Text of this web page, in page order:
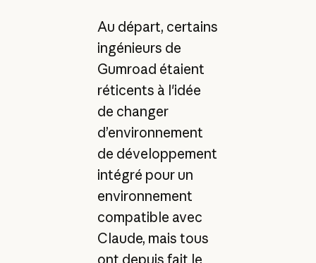
Au départ, certains
ingénieurs de
Gumroad étaient
réticents à l'idée
de changer
d’environnement
de développement
intégré pour un
environnement
compatible avec
Claude, mais tous